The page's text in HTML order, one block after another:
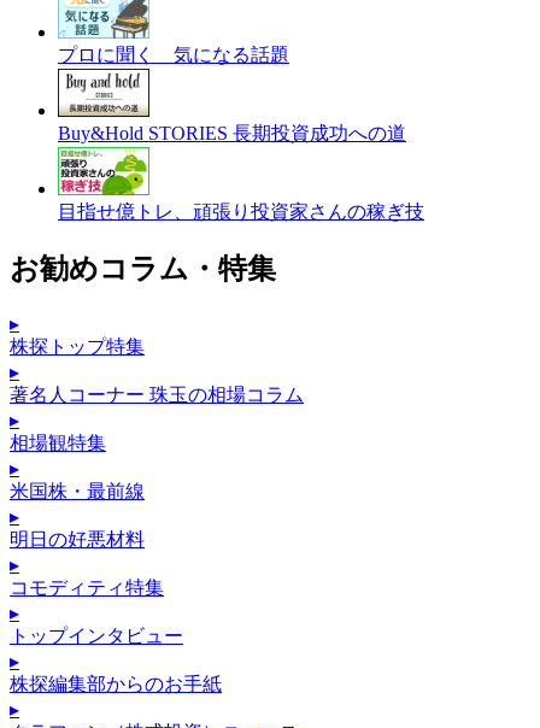
プロに聞く 気になる話題
Buy&Hold STORIES 長期投資成功への道
目指せ億トレ、頑張り投資家さんの稼ぎ技
お勧めコラム・特集
▸
株探トップ特集
▸
著名人コーナー 珠玉の相場コラム
▸
相場観特集
▸
米国株・最前線
▸
明日の好悪材料
▸
コモディティ特集
▸
トップインタビュー
▸
株探編集部からのお手紙
▸